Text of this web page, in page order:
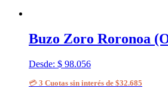
Buzo Zoro Roronoa
Desde: $ 98.056
💳 3 Cuotas sin interés de $32.685